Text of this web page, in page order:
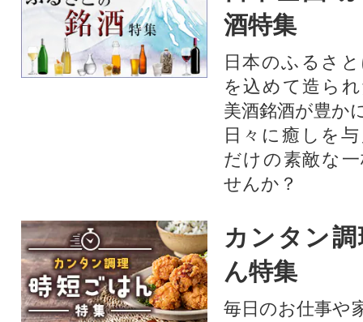
酒特集
日本のふるさ
を込めて造ら
美酒銘酒が豊か
日々に癒しを
だけの素敵な
せんか？
カンタン
ん特集
毎日のお仕事や